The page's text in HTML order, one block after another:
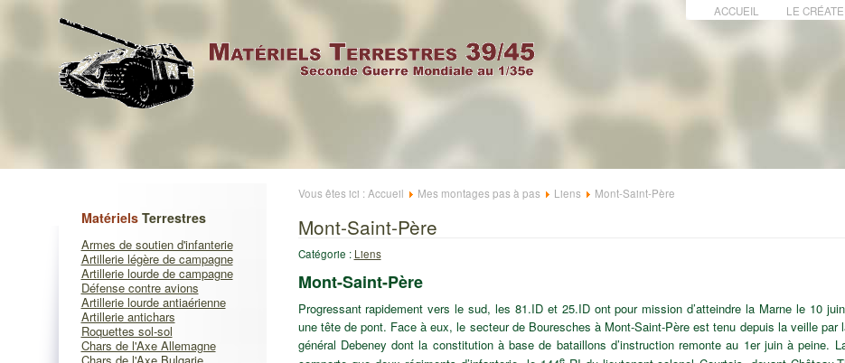
ACCUEIL LE
MatérielsTerrestres
Armes de soutien d'infanterie
Artillerie légère de campagne
Artillerie lourde de campagne
Défense contre avions
Artillerie lourde antiaérienne
Artillerie antichars
Roquettes sol-sol
Chars de l'Axe Allemagne
Vous êtes ici : Accueil Mes montages pas à pas Liens Mont-Saint-Père
Mont-Saint-Père
Catégorie : Liens
Mont-Saint-Père
Progressant rapidement vers le sud, les 81.ID et 25.ID ont pour mission d’atteindre la Marne le 10
une tête de pont. Face à eux, le secteur de Bouresches à Mont-Saint-Père est tenu depuis la veille par
général Debeney dont la constitution à base de bataillons d’instruction remonte au 1er juin à peine.
e